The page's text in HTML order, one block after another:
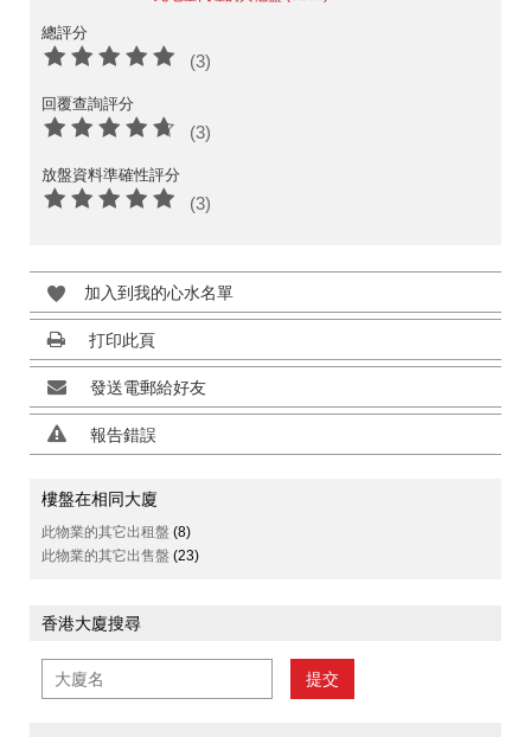
總評分
(3)
回覆查詢評分
(3)
放盤資料準確性評分
(3)
加入到我的心水名單
打印此頁
發送電郵給好友
報告錯誤
樓盤在相同大廈
此物業的其它出租盤 (8)
此物業的其它出售盤 (23)
香港大廈搜尋
提交